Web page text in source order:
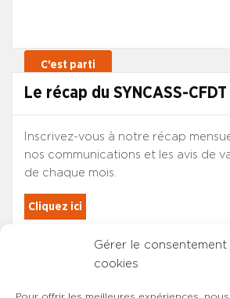
Gérer le consentement
cookies
Le récap du SYNCASS-CFDT
Inscrivez-vous à notre récap
nos communications et les avis de
de chaque mois.
Cliquez ici
Les adhérents du SYNCASS-CFDT
sont automatiquement inscrits.